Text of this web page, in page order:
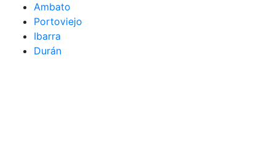
Ambato
Portoviejo
Ibarra
Durán